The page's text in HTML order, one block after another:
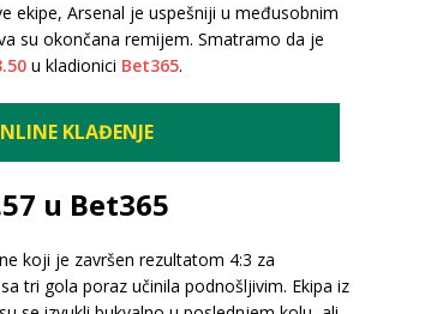
ekipe, Arsenal je uspešniji u međusobnim
su okončana remijem. Smatramo da je
u kladionici Bet365.
KLAĐENJE
u Bet365
koji je završen rezultatom 4:3 za
tri gola poraz učinila podnošljivim. Ekipa iz